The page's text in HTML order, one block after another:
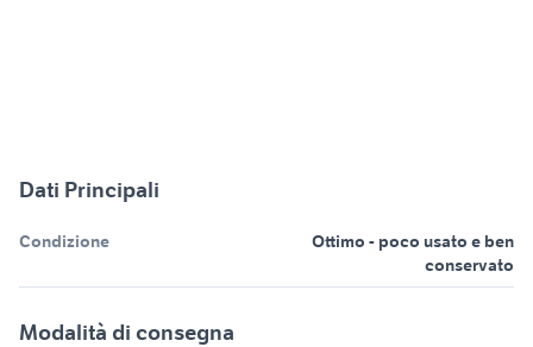
Dati Principali
Condizione
Ottimo - poco usato e ben
conservato
Modalità di consegna